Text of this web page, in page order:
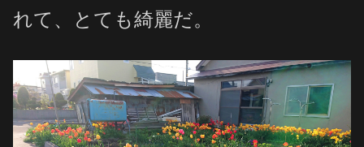
れて、とても綺麗だ。